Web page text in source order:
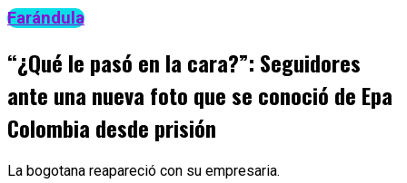
Farándula
“¿Qué le pasó en la cara?”: Seguidores
ante una nueva foto que se conoció de Epa
Colombia desde prisión
La bogotana reapareció con su empresaria.